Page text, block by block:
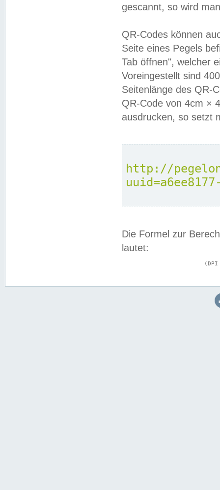
gescannt, so wird
QR-Codes können
Seite eines Pegels
Tab öffnen", welcher
Voreingestellt sind
Seitenlänge des QR-
QR-Code von 4cm ×
ausdrucken, so setzt
http://
Die Formel zur
lautet: